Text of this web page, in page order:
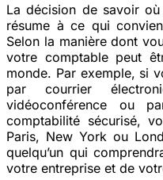
La décision de savoir
résume à ce qui
Selon la manière dont
votre comptable peut
monde. Par exemple, si
par courrier
vidéoconférence ou
comptabilité sécurisé,
Paris, New York ou
quelqu’un qui
votre entreprise et de